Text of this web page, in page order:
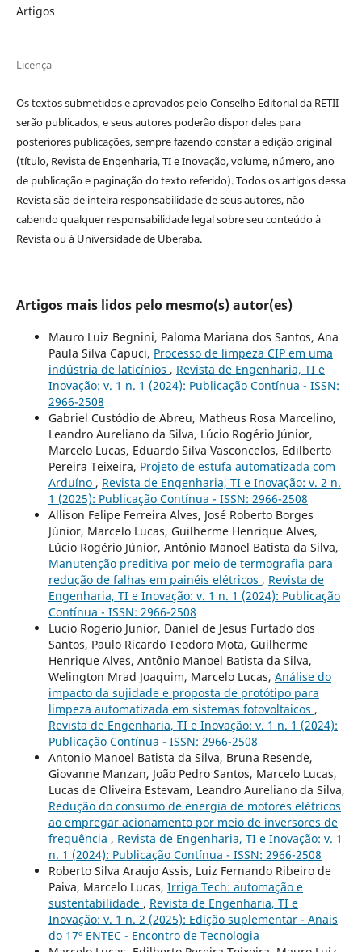
Artigos
Licença
Os textos submetidos e aprovados pelo Conselho Editorial da RETII
serão publicados, e seus autores poderão dispor deles para
posteriores publicações, sempre fazendo constar a edição original
(título, Revista de Engenharia, TI e Inovação, volume, número, ano
de publicação e paginação do texto referido). Todos os artigos dessa
Revista são de inteira responsabilidade de seus autores, não
cabendo qualquer responsabilidade legal sobre seu conteúdo à
Revista ou à Universidade de Uberaba.
Artigos mais lidos pelo mesmo(s) autor(es)
Mauro Luiz Begnini, Paloma Mariana dos Santos, Ana
Paula Silva Capuci, Processo de limpeza CIP em uma
indústria de laticínios , Revista de Engenharia, TI e
Inovação: v. 1 n. 1 (2024): Publicação Contínua - ISSN:
2966-2508
Gabriel Custódio de Abreu, Matheus Rosa Marcelino,
Leandro Aureliano da Silva, Lúcio Rogério Júnior,
Marcelo Lucas, Eduardo Silva Vasconcelos, Edilberto
Pereira Teixeira, Projeto de estufa automatizada com
Arduíno , Revista de Engenharia, TI e Inovação: v. 2 n.
1 (2025): Publicação Contínua - ISSN: 2966-2508
Allison Felipe Ferreira Alves, José Roberto Borges
Júnior, Marcelo Lucas, Guilherme Henrique Alves,
Lúcio Rogério Júnior, Antônio Manoel Batista da Silva,
Manutenção preditiva por meio de termografia para
redução de falhas em painéis elétricos , Revista de
Engenharia, TI e Inovação: v. 1 n. 1 (2024): Publicação
Contínua - ISSN: 2966-2508
Lucio Rogerio Junior, Daniel de Jesus Furtado dos
Santos, Paulo Ricardo Teodoro Mota, Guilherme
Henrique Alves, Antônio Manoel Batista da Silva,
Welington Mrad Joaquim, Marcelo Lucas, Análise do
impacto da sujidade e proposta de protótipo para
limpeza automatizada em sistemas fotovoltaicos ,
Revista de Engenharia, TI e Inovação: v. 1 n. 1 (2024):
Publicação Contínua - ISSN: 2966-2508
Antonio Manoel Batista da Silva, Bruna Resende,
Giovanne Manzan, João Pedro Santos, Marcelo Lucas,
Lucas de Oliveira Estevam, Leandro Aureliano da Silva,
Redução do consumo de energia de motores elétricos
ao empregar acionamento por meio de inversores de
frequência , Revista de Engenharia, TI e Inovação: v. 1
n. 1 (2024): Publicação Contínua - ISSN: 2966-2508
Roberto Silva Araujo Assis, Luiz Fernando Ribeiro de
Paiva, Marcelo Lucas, Irriga Tech: automação e
sustentabilidade , Revista de Engenharia, TI e
Inovação: v. 1 n. 2 (2025): Edição suplementar - Anais
do 17º ENTEC - Encontro de Tecnologia